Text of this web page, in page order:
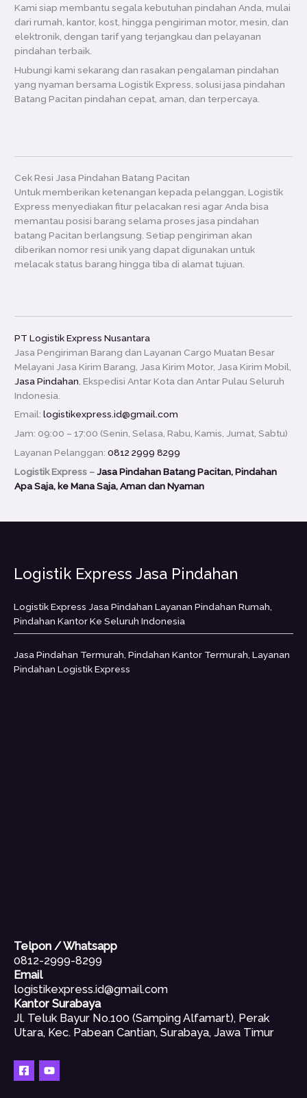
Kami siap membantu segala kebutuhan pindahan Anda, mulai
dari rumah, kantor, kost, hingga pengiriman motor, mesin, dan
elektronik, dengan tarif yang terjangkau dan pelayanan
pindahan terbaik.
Hubungi kami sekarang dan rasakan pengalaman pindahan
yang nyaman bersama Logistik Express, solusi jasa pindahan
Batang Pacitan pindahan cepat, aman, dan terpercaya.
Cek Resi Jasa Pindahan Batang Pacitan
Untuk memberikan ketenangan kepada pelanggan, Logistik
Express menyediakan fitur pelacakan resi agar Anda bisa
memantau posisi barang selama proses jasa pindahan
batang Pacitan berlangsung. Setiap pengiriman akan
diberikan nomor resi unik yang dapat digunakan untuk
melacak status barang hingga tiba di alamat tujuan.
PT Logistik Express Nusantara
Jasa Pengiriman Barang dan Layanan Cargo Muatan Besar
Melayani Jasa Kirim Barang, Jasa Kirim Motor, Jasa Kirim Mobil,
Jasa Pindahan , Ekspedisi Antar Kota dan Antar Pulau Seluruh
Indonesia.
Email:logistikexpress.id@gmail.com
Jam: 09:00 – 17:00 (Senin, Selasa, Rabu, Kamis, Jumat, Sabtu)
Layanan Pelanggan:0812 2999 8299
Logistik Express –Jasa Pindahan Batang Pacitan, Pindahan
Apa Saja, ke Mana Saja, Aman dan Nyaman
Logistik Express Jasa Pindahan
Logistik Express Jasa Pindahan Layanan Pindahan Rumah,
Pindahan Kantor Ke Seluruh Indonesia
Jasa Pindahan Termurah, Pindahan Kantor Termurah, Layanan
Pindahan Logistik Express
Telpon / Whatsapp
0812-2999-8299
Email
logistikexpress.id@gmail.com
Kantor Surabaya
Jl. Teluk Bayur No.100 (Samping Alfamart), Perak
Utara, Kec. Pabean Cantian, Surabaya, Jawa Timur